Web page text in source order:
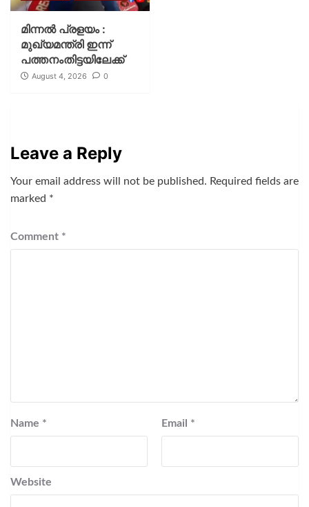
മിന്നല്‍ പ്രളയം :
മുഖ്യമന്ത്രി ഇന്ന്
പത്തനംതിട്ടയിലേക്ക്
August 4, 2026 0
Leave a Reply
Your email address will not be published. Required fields are
marked *
Comment *
Name * Email *
Website